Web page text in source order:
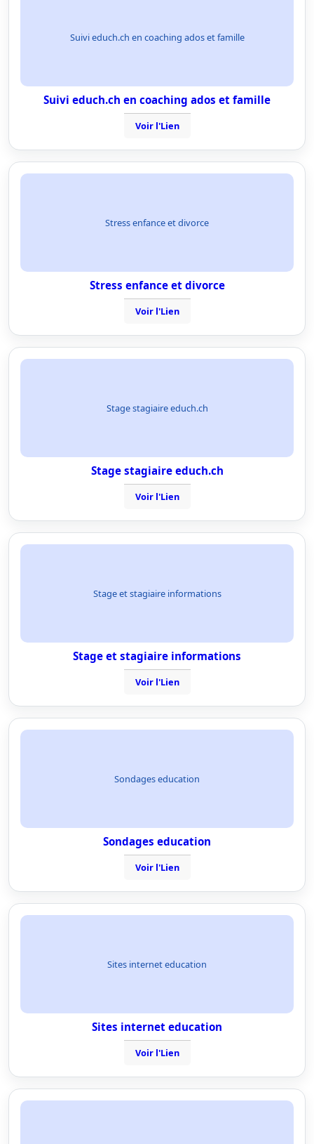
Suivi educh.ch en coaching ados et famille
Suivi educh.ch en coaching ados et famille
Voir l'Lien
Stress enfance et divorce
Stress enfance et divorce
Voir l'Lien
Stage stagiaire educh.ch
Stage stagiaire educh.ch
Voir l'Lien
Stage et stagiaire informations
Stage et stagiaire informations
Voir l'Lien
Sondages education
Sondages education
Voir l'Lien
Sites internet education
Sites internet education
Voir l'Lien